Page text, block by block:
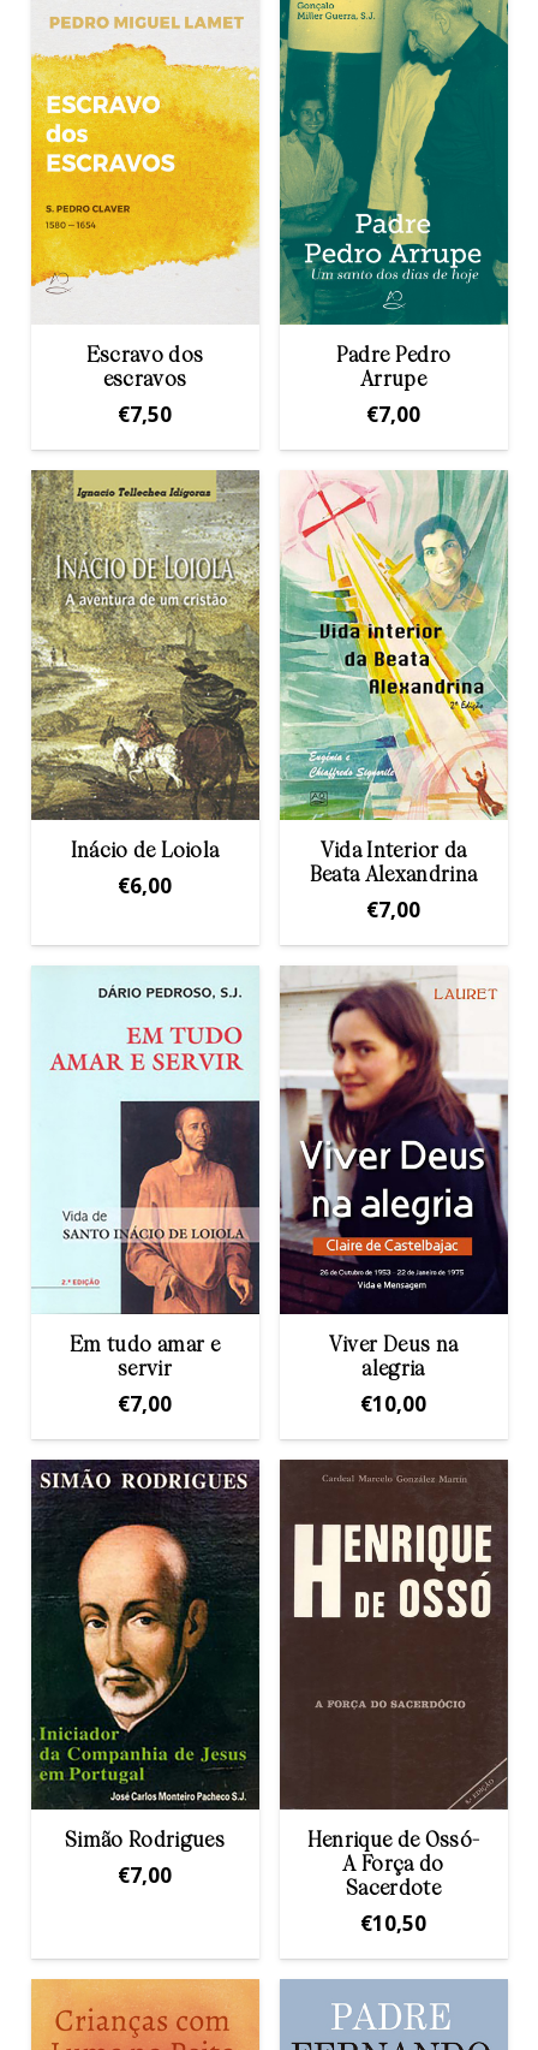
Escravo dos
escravos
€7,50
Padre Pedro
Arrupe
€7,00
Inácio de Loiola
€6,00
Vida Interior da
Beata Alexandrina
€7,00
Em tudo amar e
servir
€7,00
Viver Deus na
alegria
€10,00
Simão Rodrigues
€7,00
Henrique de Ossó-
A Força do
Sacerdote
€10,50